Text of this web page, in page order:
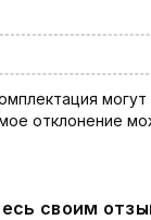
отклонение
своим